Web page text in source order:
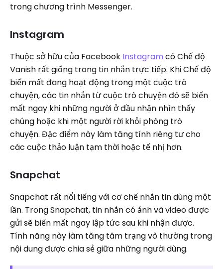
trong chương trình Messenger.
Instagram
Thuộc sở hữu của Facebook Instagram có Chế độ
Vanish rất giống trong tin nhắn trực tiếp. Khi Chế độ
biến mất đang hoạt động trong một cuộc trò
chuyện, các tin nhắn từ cuộc trò chuyện đó sẽ biến
mất ngay khi những người ở đầu nhận nhìn thấy
chúng hoặc khi một người rời khỏi phòng trò
chuyện. Đặc điểm này làm tăng tính riêng tư cho
các cuộc thảo luận tạm thời hoặc tế nhị hơn.
Snapchat
Snapchat rất nổi tiếng với cơ chế nhắn tin dùng một
lần. Trong Snapchat, tin nhắn có ảnh và video được
gửi sẽ biến mất ngay lập tức sau khi nhận được.
Tính năng này làm tăng tâm trạng vô thường trong
nội dung được chia sẻ giữa những người dùng.